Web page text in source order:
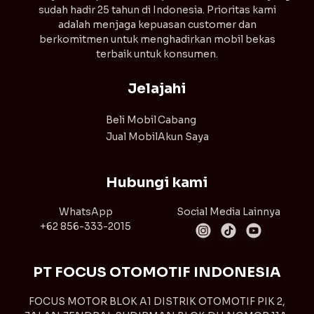
sudah hadir 25 tahun di Indonesia. Prioritas kami
adalah menjaga kepuasan customer dan
berkomitmen untuk menghadirkan mobil bekas
terbaik untuk konsumen.
Jelajahi
Beli Mobil
Jual Mobil
Cabang
Akun Saya
Hubungi kami
WhatsApp
+62 856-333-2015
Social Media Lainnya
PT FOCUS OTOMOTIF INDONESIA
FOCUS MOTOR BLOK A1 DISTRIK OTOMOTIF PIK 2,